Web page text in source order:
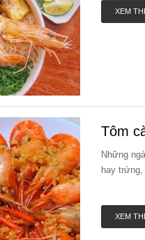
XEM
Tôm
Những
hay
XEM